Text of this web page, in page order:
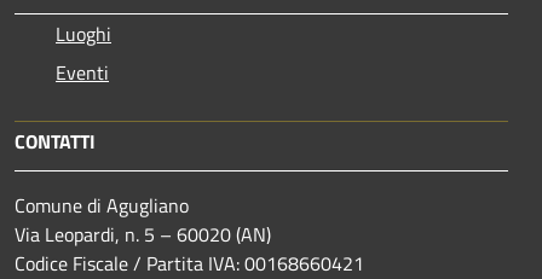
Luoghi
Eventi
CONTATTI
Comune di Agugliano
Via Leopardi, n. 5 – 60020 (AN)
Codice Fiscale / Partita IVA: 00168660421